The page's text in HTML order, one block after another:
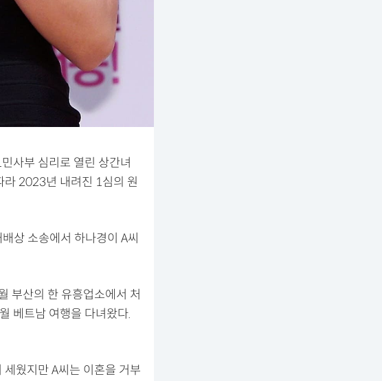
사부 심리로 열린 상간녀
라 2023년 내려진 1심의 원
상 소송에서 하나경이 A씨
부산의 한 유흥업소에서 처
베트남 여행을 다녀왔다.
웠지만 A씨는 이혼을 거부